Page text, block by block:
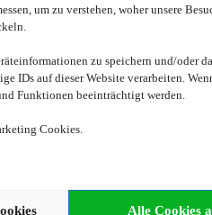
um zu verstehen, woher unsere
zu speichern und/oder
IDs auf dieser Website verarbeiten.
Funktionen beeinträchtigt werden.
Cookies.
Alle Cookies
ggf. personenbezogene